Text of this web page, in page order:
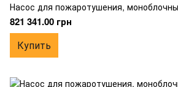
Насос для пожаротушения,
821 341.00 грн
Купить